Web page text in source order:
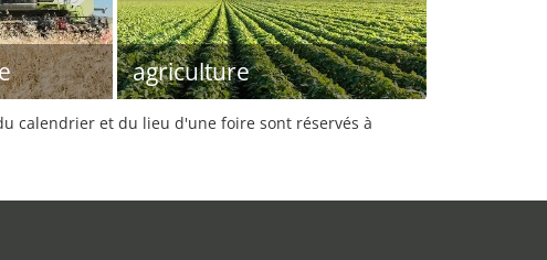
agriculture
calendrier et du lieu d'une foire sont réservés à